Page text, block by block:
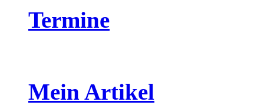
Termine
Mein Artikel